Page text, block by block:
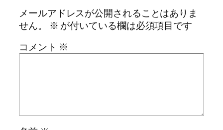
メールアドレスが公開されることはありま
せん。
※ が付いている欄は必須項目です
コメント ※